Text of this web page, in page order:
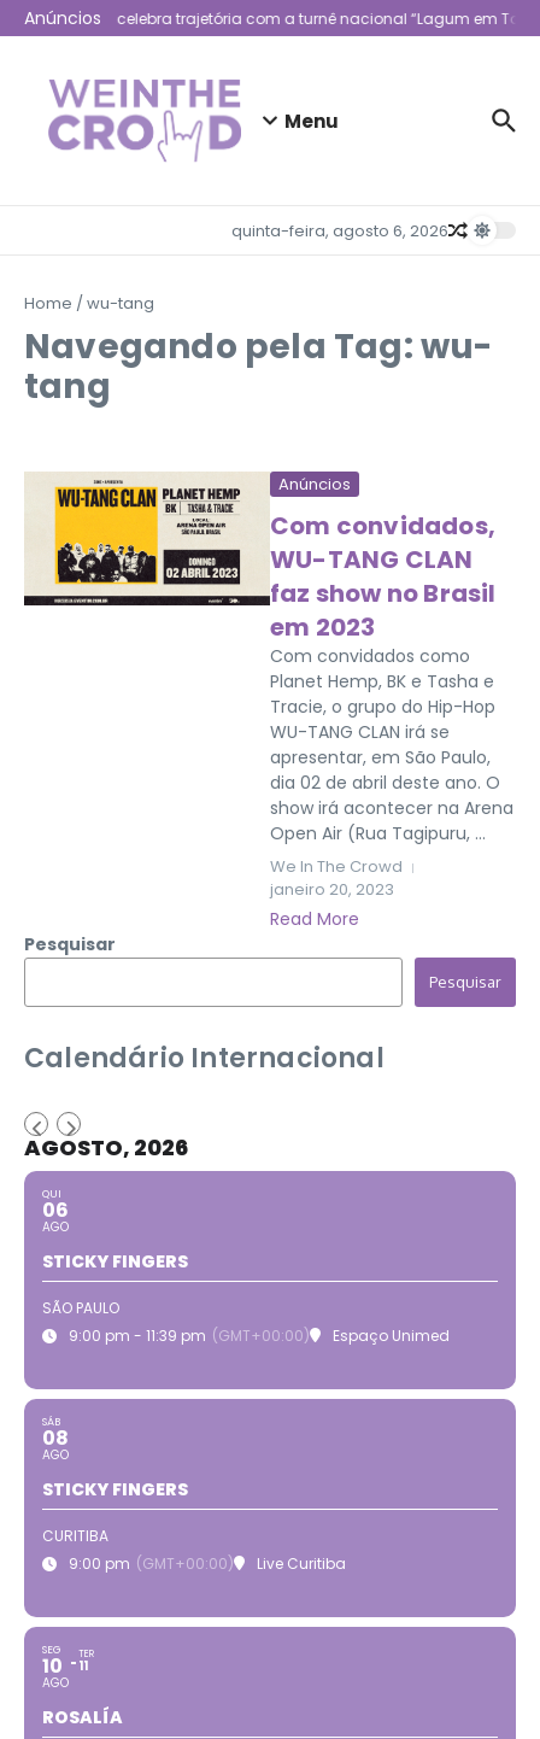
Ir para o conteúdo
Anúncios
Lagum celebra trajetória com a turnê nacional “Lagum em Todo
Menu
quinta-feira, agosto 6, 2026
Home /wu-tang
Navegando pela Tag: wu-
tang
Anúncios
Com convidados,
WU-TANG CLAN
faz show no Brasil
em 2023
Com convidados como
Planet Hemp, BK e Tasha e
Tracie, o grupo do Hip-Hop
WU-TANG CLAN irá se
apresentar, em São Paulo,
dia 02 de abril deste ano. O
show irá acontecer na Arena
Open Air (Rua Tagipuru, ...
We In The Crowd
janeiro 20, 2023
Read More
Pesquisar
Pesquisar
Calendário Internacional
AGOSTO, 2026
QUI
06
AGO
STICKY FINGERS
SÃO PAULO
9:00 pm - 11:39 pm (GMT+00:00) Espaço Unimed
SÁB
08
AGO
STICKY FINGERS
CURITIBA
9:00 pm (GMT+00:00) Live Curitiba
SEG
10
AGO
TER
11
ROSALÍA